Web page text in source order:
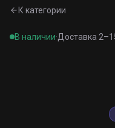
К категории
В наличии·Доставка